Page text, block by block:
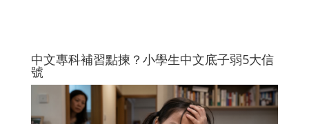
中文專科補習點揀？小學生中文底子弱5大信
號